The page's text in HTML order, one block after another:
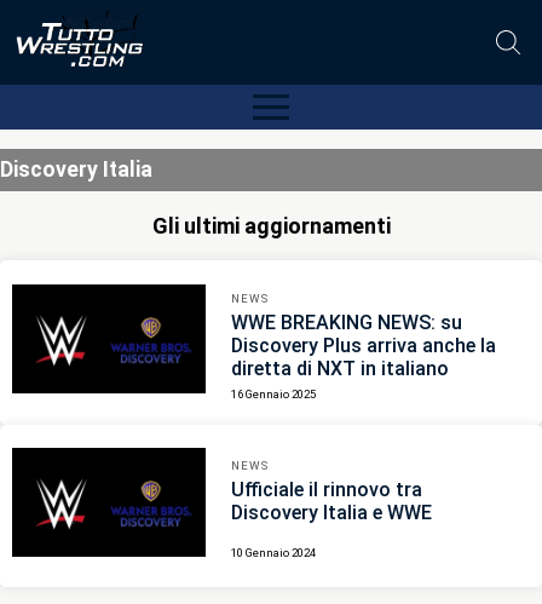
Discovery Italia
Gli ultimi aggiornamenti
NEWS
WWE BREAKING NEWS: su
Discovery Plus arriva anche la
diretta di NXT in italiano
16 Gennaio 2025
NEWS
Ufficiale il rinnovo tra
Discovery Italia e WWE
10 Gennaio 2024